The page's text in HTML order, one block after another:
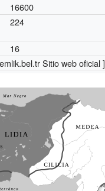
16600
224
16
Sitio web oficial ]